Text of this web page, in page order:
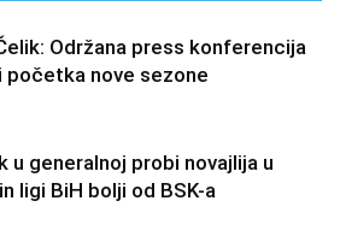
Održana press konferencija
početka nove sezone
u generalnoj probi novajlija u
ligi BiH bolji od BSK-a